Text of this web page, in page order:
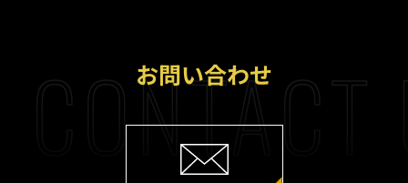
CONTACT
お問い合わせ